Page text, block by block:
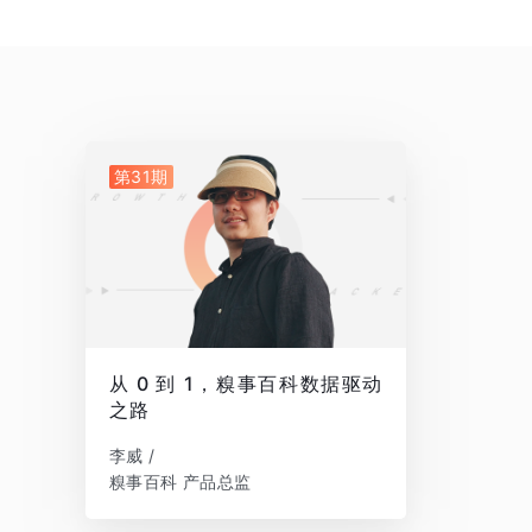
第31期
从 0 到 1，糗事百科数据驱动
之路
李威 /
糗事百科 产品总监